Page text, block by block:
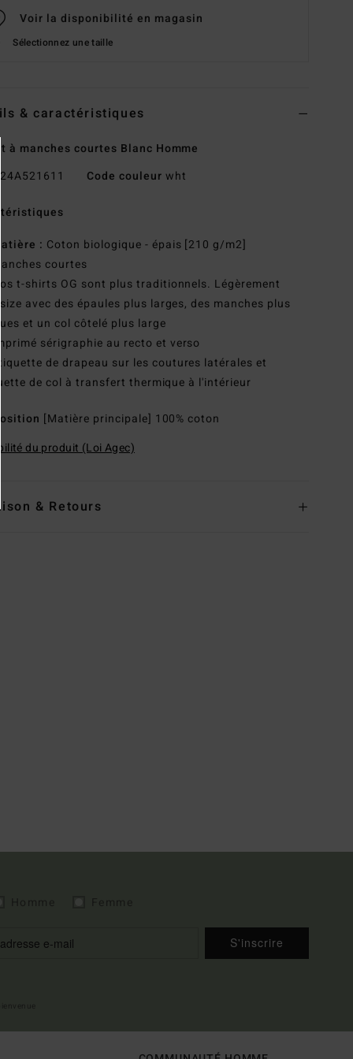
Voir la disponibilité en magasin
Sélectionnez une taille
& caractéristiques
à manches courtes Blanc Homme
24A521611 Code couleur wht
Matière : Coton biologique - épais [210 g/m2]
Manches courtes
Nos t-shirts OG sont plus traditionnels. Légèrement
avec des épaules plus larges, des manches plus
et un col côtelé plus large
Imprimé sérigraphie au recto et verso
Étiquette de drapeau sur les coutures latérales et
de col à transfert thermique à l'intérieur
[Matière principale] 100% coton
du produit (Loi Agec)
& Retours
S'inscrire